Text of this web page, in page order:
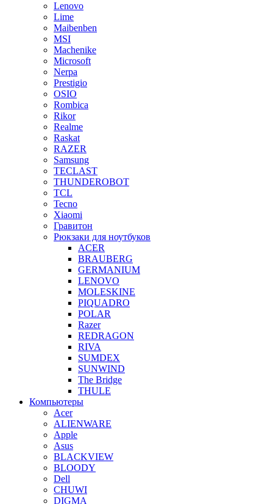
Lenovo
Lime
Maibenben
MSI
Machenike
Microsoft
Nerpa
Prestigio
OSIO
Rombica
Rikor
Realme
Raskat
RAZER
Samsung
TECLAST
THUNDEROBOT
TCL
Tecno
Xiaomi
Гравитон
Рюкзаки для ноутбуков
ACER
BRAUBERG
GERMANIUM
LENOVO
MOLESKINE
PIQUADRO
POLAR
Razer
REDRAGON
RIVA
SUMDEX
SUNWIND
The Bridge
THULE
Компьютеры
Acer
ALIENWARE
Apple
Asus
BLACKVIEW
BLOODY
Dell
CHUWI
DIGMA